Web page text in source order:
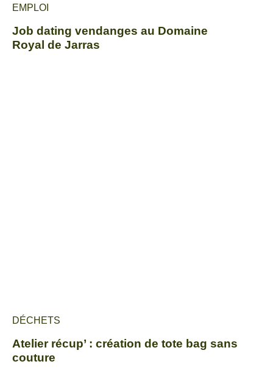
EMPLOI
Job dating vendanges au Domaine
Royal de Jarras
DÉCHETS
Atelier récup’ : création de tote bag sans
couture